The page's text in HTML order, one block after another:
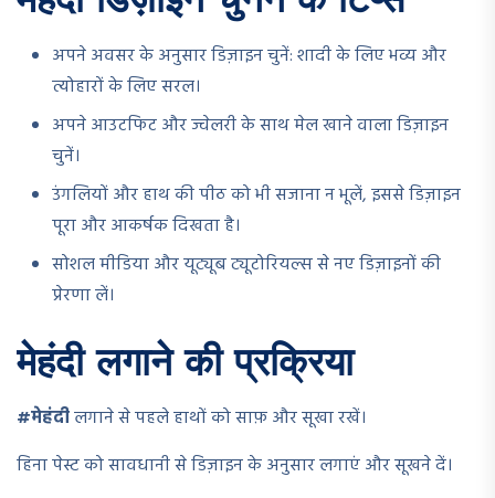
अपने अवसर के अनुसार डिज़ाइन चुनें: शादी के लिए भव्य और
त्योहारों के लिए सरल।
अपने आउटफिट और ज्वेलरी के साथ मेल खाने वाला डिज़ाइन
चुनें।
उंगलियों और हाथ की पीठ को भी सजाना न भूलें, इससे डिज़ाइन
पूरा और आकर्षक दिखता है।
सोशल मीडिया और यूट्यूब ट्यूटोरियल्स से नए डिज़ाइनों की
प्रेरणा लें।
मेहंदी लगाने की प्रक्रिया
#मेहंदीलगाने से पहले हाथों को साफ़ और सूखा रखें।
हिना पेस्ट को सावधानी से डिज़ाइन के अनुसार लगाएं और सूखने दें।